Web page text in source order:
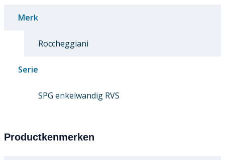
Merk
Roccheggiani
Serie
SPG enkelwandig RVS
Productkenmerken